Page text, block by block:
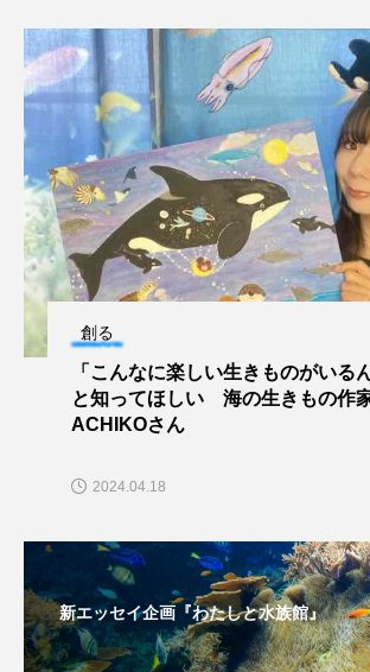
四国水族館 図鑑 固有亜種
在来生物 地域名 城崎マリ
夏 外来生物 外来種
大分県 天然記念物 奈良県
宍道湖自然館ゴビウス 宮古島
寄生虫
屈斜路湖 岩手県 市場
幼魚水族館 広島もとまち水族館
微生物 採集 撮影 擬
創る
「こんなに楽しい生きものがいる
と知ってほしい 海の生きもの作
ACHIKOさん
2024.04.18
新エッセイ企画『わたしと水族館』